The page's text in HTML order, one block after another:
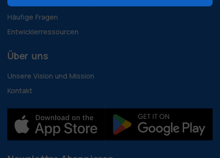
Anleitungen und Dokumente
Häufige Fragen
Entwicklerressourcen
Über uns
Unsere Vision und Mission
Kontakt